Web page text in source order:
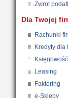
Zwrot
Dla Twojej
Rachunki
Kredyty dla
Księgowość
Leasing
Faktoring
e-Sklepy